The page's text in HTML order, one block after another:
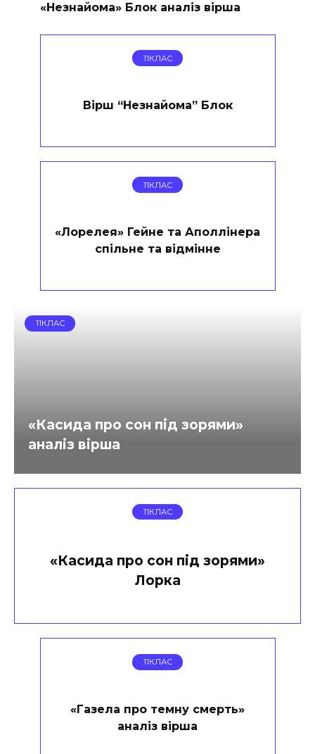
«Незнайома» Блок аналіз вірша
11КЛАС
Вірш “Незнайома” Блок
11КЛАС
«Лорелея» Гейне та Аполлінера
спільне та відмінне
11КЛАС
«Касида про сон під зорями»
аналіз вірша
11КЛАС
«Касида про сон під зорями»
Лорка
11КЛАС
«Газела про темну смерть»
аналіз вірша